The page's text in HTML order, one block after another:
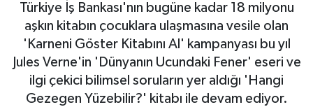
Türkiye İş Bankası'nın bugüne kadar 18 milyonu
aşkın kitabın çocuklara ulaşmasına vesile olan
'Karneni Göster Kitabını Al' kampanyası bu yıl
Jules Verne'in 'Dünyanın Ucundaki Fener' eseri ve
ilgi çekici bilimsel soruların yer aldığı 'Hangi
Gezegen Yüzebilir?' kitabı ile devam ediyor.
KÖŞE YAZILARI
SİYASET
YAŞAM
Tüm Manşetler
Son Dakika Haberleri
Haber Arşivi